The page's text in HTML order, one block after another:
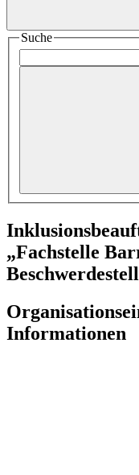
Suche
„Fachstelle
Informationen